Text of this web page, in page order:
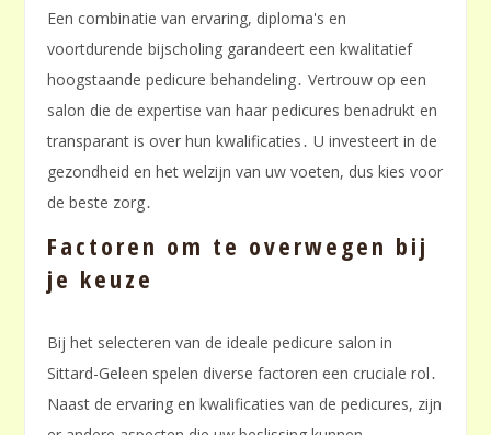
Een combinatie van ervaring, diploma's en
voortdurende bijscholing garandeert een kwalitatief
hoogstaande pedicure behandeling․ Vertrouw op een
salon die de expertise van haar pedicures benadrukt en
transparant is over hun kwalificaties․ U investeert in de
gezondheid en het welzijn van uw voeten, dus kies voor
de beste zorg․
Factoren om te overwegen bij
je keuze
Bij het selecteren van de ideale pedicure salon in
Sittard-Geleen spelen diverse factoren een cruciale rol․
Naast de ervaring en kwalificaties van de pedicures, zijn